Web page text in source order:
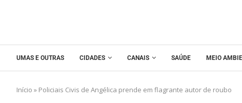
UMAS E OUTRAS CIDADES CANAIS SAÚDE MEIO
Início » Policiais Civis de Angélica prende em flagrante autor de roubo